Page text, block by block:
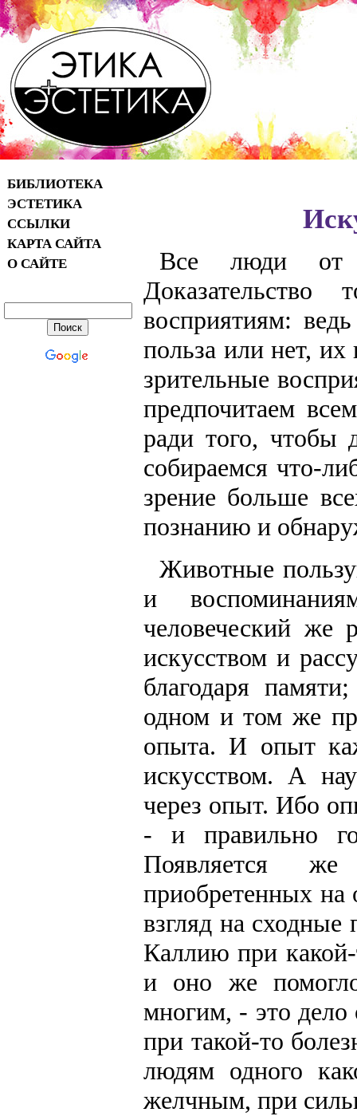
БИБЛИОТЕКА
ЭСТЕТИКА
ССЫЛКИ
КАРТА САЙТА
О САЙТЕ
Все люди от
восприятиям:
польза или нет,
зрительные
предпочитаем
ради того, чтобы
собираемся что-
зрение больше
познанию и
Животные
и
человеческий же
искусством и
благодаря
одном и том же
опыта. И опыт
искусством. А
через опыт. Ибо
- и правильно
Появляется
приобретенных на
взгляд на сходные
Каллию при какой-
и оно же
многим, - это дело
при такой-то
людям одного
желчным, при